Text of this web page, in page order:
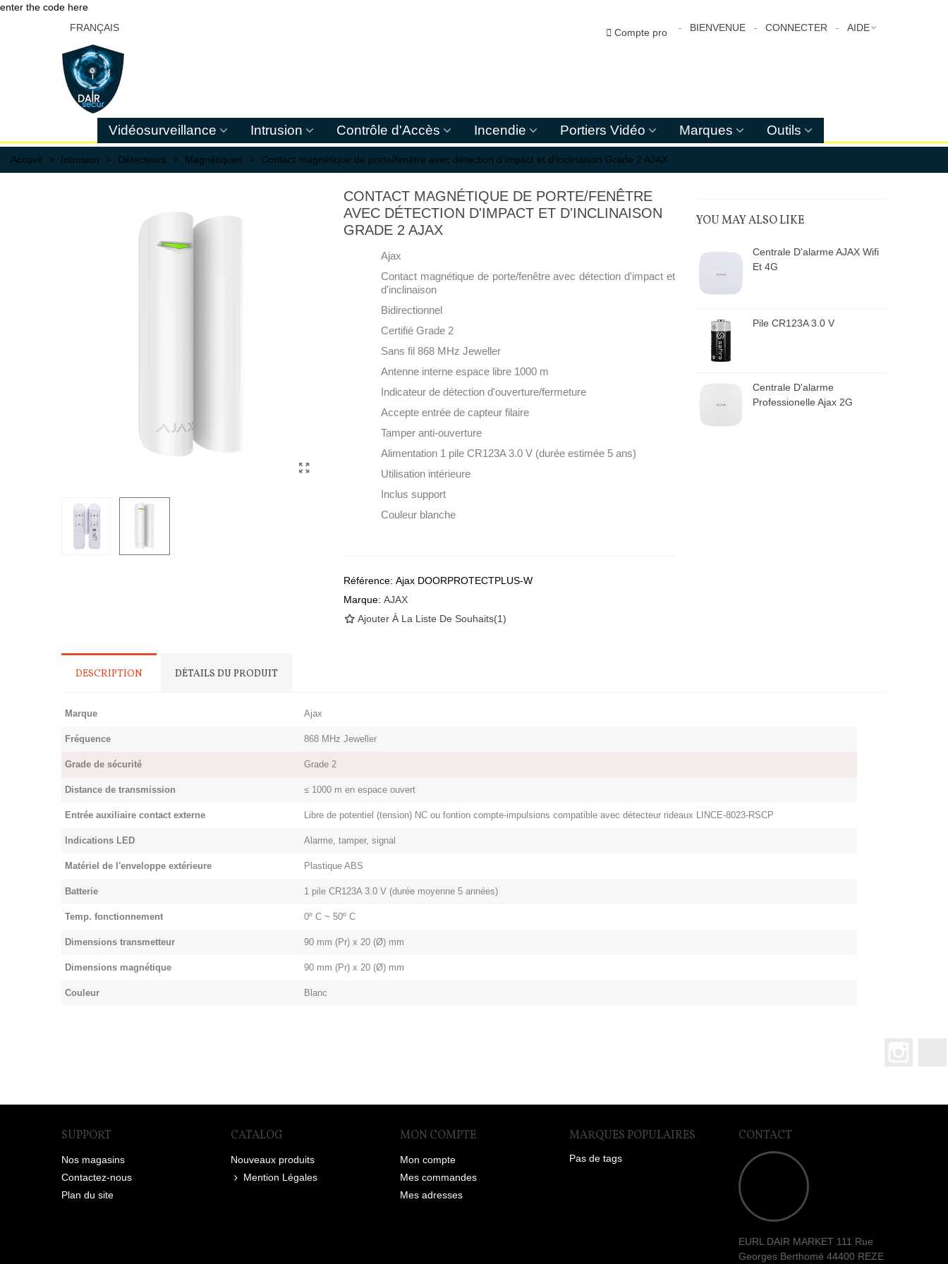
enter the code here
FRANÇAIS
 Compte pro BIENVENUE CONNECTER AIDE
Vidéosurveillance Intrusion Contrôle d'Accès Incendie Portiers Vidéo Marques Outils
Accueil > Intrusion > Détecteurs > Magnétiques > Contact magnétique de porte/fenêtre avec détection d'impact et d'inclinaison Grade 2 AJAX
CONTACT MAGNÉTIQUE DE PORTE/FENÊTRE
AVEC DÉTECTION D'IMPACT ET D'INCLINAISON
GRADE 2 AJAX
Ajax
Contact magnétique de porte/fenêtre avec détection d'impact et
d'inclinaison
Bidirectionnel
Certifié Grade 2
Sans fil 868 MHz Jeweller
Antenne interne espace libre 1000 m
Indicateur de détection d'ouverture/fermeture
Accepte entrée de capteur filaire
Tamper anti-ouverture
Alimentation 1 pile CR123A 3.0 V (durée estimée 5 ans)
Utilisation intérieure
Inclus support
Couleur blanche
Référence: Ajax DOORPROTECTPLUS-W
Marque: AJAX
Ajouter À La Liste De Souhaits(1)
YOU MAY ALSO LIKE
Centrale D'alarme AJAX Wifi
Et 4G
Pile CR123A 3.0 V
Centrale D'alarme
Professionelle Ajax 2G
DESCRIPTION DÉTAILS DU PRODUIT
Marque Ajax
Fréquence 868 MHz Jeweller
Grade de sécurité Grade 2
Distance de transmission ≤ 1000 m en espace ouvert
Entrée auxiliaire contact externe Libre de potentiel (tension) NC ou fontion compte-impulsions compatible avec détecteur rideaux LINCE-8023-RSCP
Indications LED Alarme, tamper, signal
Matériel de l'enveloppe extérieure Plastique ABS
Batterie 1 pile CR123A 3.0 V (durée moyenne 5 années)
Temp. fonctionnement 0º C ~ 50º C
Dimensions transmetteur 90 mm (Pr) x 20 (Ø) mm
Dimensions magnétique 90 mm (Pr) x 20 (Ø) mm
Couleur Blanc
SUPPORT
Nos magasins
Contactez-nous
Plan du site
CATALOG
Nouveaux produits
Mention Légales
MON COMPTE
Mon compte
Mes commandes
Mes adresses
MARQUES POPULAIRES
Pas de tags
CONTACT
EURL DAIR MARKET 111 Rue
Georges Berthomé 44400 REZE